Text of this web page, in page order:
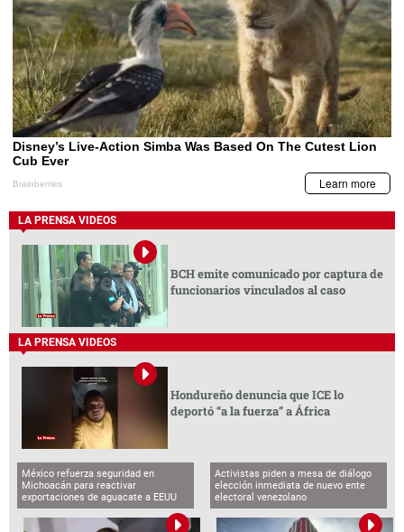
LA PRENSA VIDEOS
BCH emite comunicado por captura de
funcionarios vinculados al caso
LA PRENSA VIDEOS
Hondureño denuncia que ICE lo
deportó “a la fuerza” a África
México refuerza seguridad en
Michoacán para reactivar
exportaciones de aguacate a EEUU
Activistas piden a mesa de diálogo
elección inmediata de nuevo ente
electoral venezolano